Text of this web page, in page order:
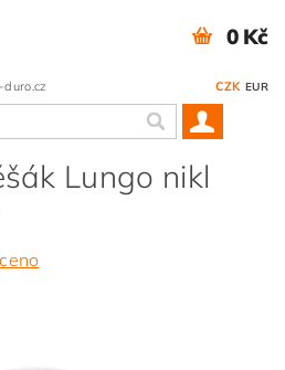
CZK EUR
0 Kč
Lungo nikl